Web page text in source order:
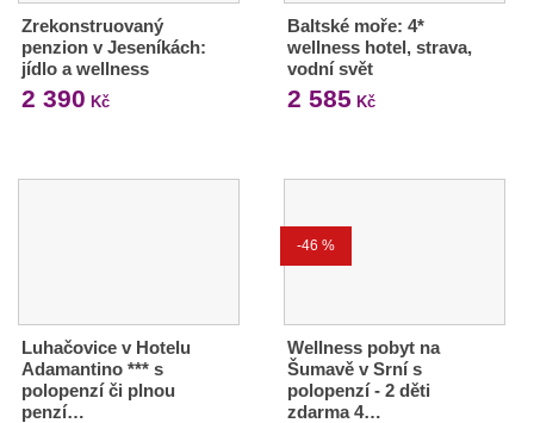
Zrekonstruovaný
penzion v Jeseníkách:
jídlo a wellness
2 390 Kč
Baltské moře: 4*
wellness hotel, strava,
vodní svět
2 585 Kč
Luhačovice v Hotelu
Adamantino *** s
polopenzí či plnou
penzí…
-46 %
Wellness pobyt na
Šumavě v Srní s
polopenzí - 2 děti
zdarma 4…